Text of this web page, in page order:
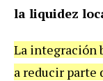
la liquidez
La integración
a reducir parte